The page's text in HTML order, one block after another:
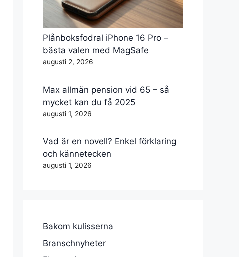
Plånboksfodral iPhone 16 Pro –
bästa valen med MagSafe
augusti 2, 2026
Max allmän pension vid 65 – så
mycket kan du få 2025
augusti 1, 2026
Vad är en novell? Enkel förklaring
och kännetecken
augusti 1, 2026
Bakom kulisserna
Branschnyheter